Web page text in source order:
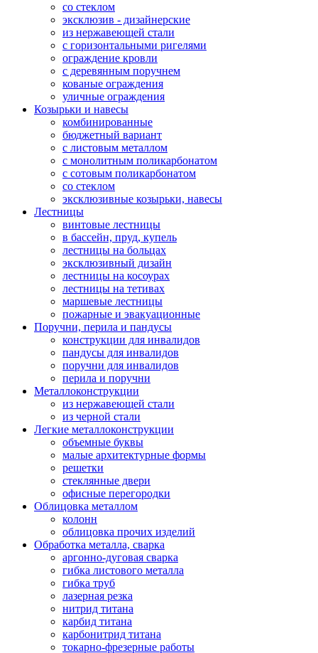
со стеклом
эксклюзив - дизайнерские
из нержавеющей стали
с горизонтальными ригелями
ограждение кровли
с деревянным поручнем
кованые ограждения
уличные ограждения
Козырьки и навесы
комбинированные
бюджетный вариант
с листовым металлом
с монолитным поликарбонатом
с сотовым поликарбонатом
со стеклом
эксклюзивные козырьки, навесы
Лестницы
винтовые лестницы
в бассейн, пруд, купель
лестницы на больцах
эксклюзивный дизайн
лестницы на косоурах
лестницы на тетивах
маршевые лестницы
пожарные и эвакуационные
Поручни, перила и пандусы
конструкции для инвалидов
пандусы для инвалидов
поручни для инвалидов
перила и поручни
Металлоконструкции
из нержавеющей стали
из черной стали
Легкие металлоконструкции
объемные буквы
малые архитектурные формы
решетки
стеклянные двери
офисные перегородки
Облицовка металлом
колонн
облицовка прочих изделий
Обработка металла, сварка
аргонно-дуговая сварка
гибка листового металла
гибка труб
лазерная резка
нитрид титана
карбид титана
карбонитрид титана
токарно-фрезерные работы